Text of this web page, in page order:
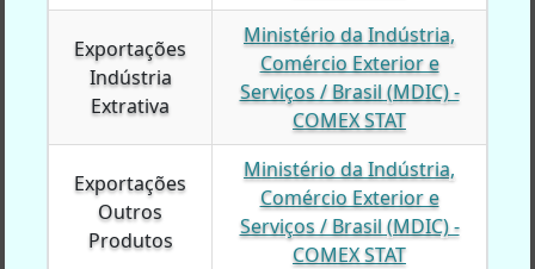
Exportações
Indústria
Extrativa
Ministério da Indústria,
Comércio Exterior e
Serviços / Brasil (MDIC) -
COMEX STAT
Exportações
Outros
Produtos
Ministério da Indústria,
Comércio Exterior e
Serviços / Brasil (MDIC) -
COMEX STAT
Exportações
Indústria
Extrativa
Exportações
Outros
Produtos